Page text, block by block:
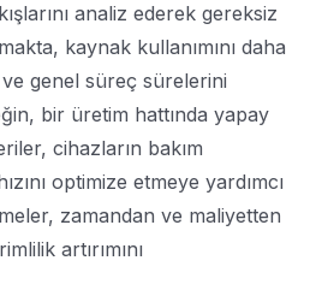
analiz ederek gereksiz
kaynak kullanımını daha
genel süreç sürelerini
bir üretim hattında yapay
cihazların bakım
optimize etmeye yardımcı
zamandan ve maliyetten
artırımını